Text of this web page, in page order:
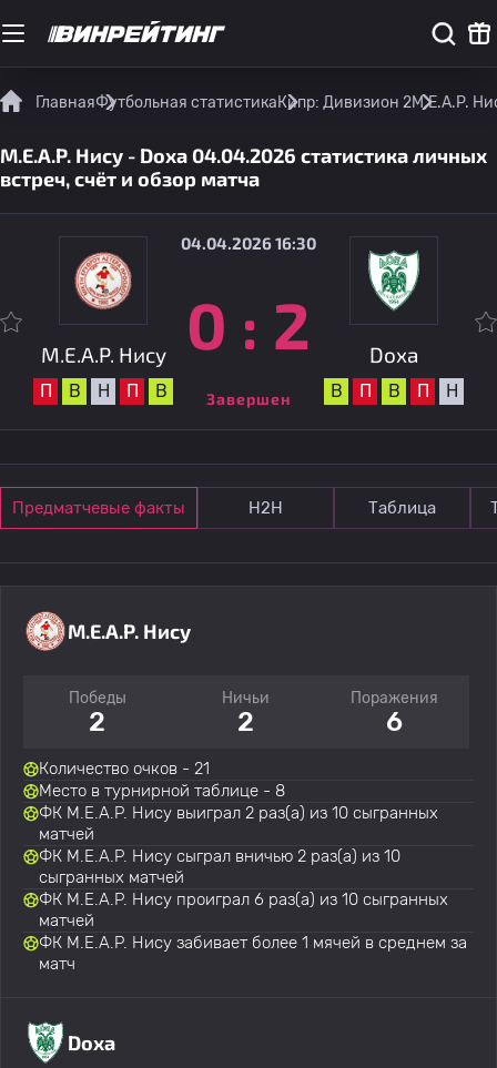
ГлавнаяФутбольная статистикаКипр: Дивизион 2M.E.A.P.
M.E.A.P. Нису - Doxa 04.04.2026 статистика личных
встреч, счёт и обзор матча
M.E.A.P. Нису
П В Н П В
04.04.2026 16:30
0 : 2
Завершен
Doxa
В П В П Н
Предматчевые факты Н2Н Таблица
M.E.A.P. Нису
Победы
2
Ничьи
2
Поражения
6
Количество очков - 21
Место в турнирной таблице - 8
ФК M.E.A.P. Нису выиграл 2 раз(а) из 10 сыгранных
матчей
ФК M.E.A.P. Нису сыграл вничью 2 раз(а) из 10
сыгранных матчей
ФК M.E.A.P. Нису проиграл 6 раз(а) из 10 сыгранных
матчей
ФК M.E.A.P. Нису забивает более 1 мячей в среднем за
матч
Doxa